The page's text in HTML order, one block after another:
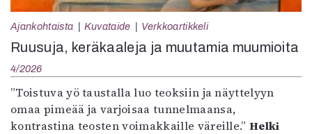
Ajankohtaista Kuvataide Verkkoartikkeli
Ruusuja, keräkaaleja ja muutamia muumioita
4/2026
”Toistuva yö taustalla luo teoksiin ja näyttelyyn
omaa pimeää ja varjoisaa tunnelmaansa,
kontrastina teosten voimakkaille väreille.”Helki